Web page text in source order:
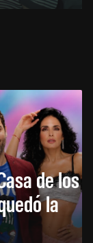
de los
la